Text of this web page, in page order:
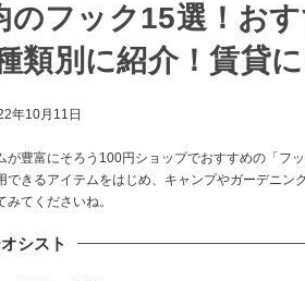
のフック15選！お
類別に紹介！賃貸
年10月11日
が豊富にそろう100円ショップでおすすめの「フ
できるアイテムをはじめ、キャンプやガーデニ
みてくださいね。
シスト